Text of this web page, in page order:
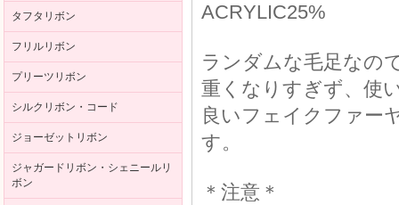
タフタリボン
フリルリボン
プリーツリボン
シルクリボン・コード
ジョーゼットリボン
ジャガードリボン・シェニールリ
ボン
ACRYLIC25%
ランダムな毛足なの
重くなりすぎず、使
良いフェイクファー
す。
＊注意＊